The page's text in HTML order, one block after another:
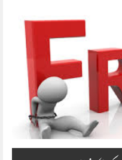
پہنچانے کے معاملے کی